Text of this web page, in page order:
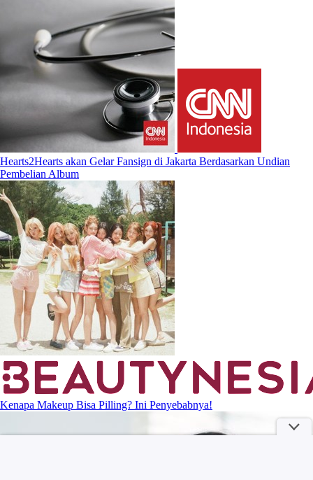
Hearts2Hearts akan Gelar Fansign di Jakarta Berdasarkan Undian
Pembelian Album
Kenapa Makeup Bisa Pilling? Ini Penyebabnya!